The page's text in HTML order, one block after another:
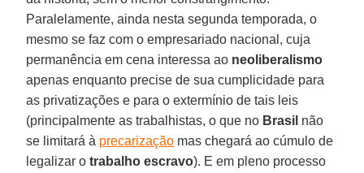
Paralelamente, ainda nesta segunda temporada, o
mesmo se faz com o empresariado nacional, cuja
permanência em cena interessa ao neoliberalismo
apenas enquanto precise de sua cumplicidade para
as privatizações e para o extermínio de tais leis
(principalmente as trabalhistas, o que no Brasil não
se limitará à precarização mas chegará ao cúmulo de
legalizar otrabalho escravo). E em pleno processo